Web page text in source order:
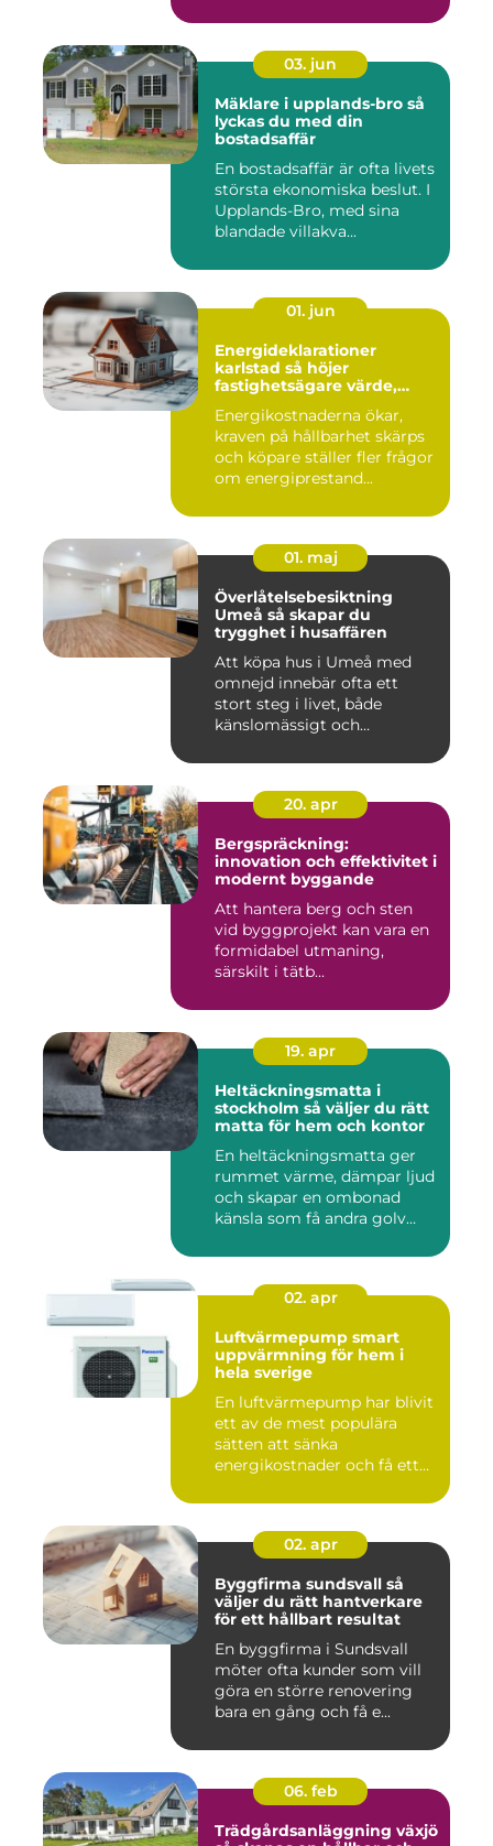
03. jun
Mäklare i upplands-bro så
lyckas du med din
bostadsaffär
En bostadsaffär är ofta livets
största ekonomiska beslut. I
Upplands-Bro, med sina
blandade villakva...
01. jun
Energideklarationer
karlstad så höjer
fastighetsägare värde,
Energikostnaderna ökar,
kraven på hållbarhet skärps
och köpare ställer fler frågor
om energiprestand...
01. maj
Överlåtelsebesiktning
Umeå så skapar du
trygghet i husaffären
Att köpa hus i Umeå med
omnejd innebär ofta ett
stort steg i livet, både
känslomässigt och
20. apr
Bergspräckning:
innovation och effektivitet i
modernt byggande
Att hantera berg och sten
vid byggprojekt kan vara en
formidabel utmaning,
särskilt i tätb...
19. apr
Heltäckningsmatta i
stockholm så väljer du rätt
matta för hem och kontor
En heltäckningsmatta ger
rummet värme, dämpar ljud
och skapar en ombonad
känsla som få andra golv
02. apr
Luftvärmepump smart
uppvärmning för hem i
hela sverige
En luftvärmepump har blivit
ett av de mest populära
sätten att sänka
energikostnader och få ett
02. apr
Byggfirma sundsvall så
väljer du rätt hantverkare
för ett hållbart resultat
En byggfirma i Sundsvall
möter ofta kunder som vill
göra en större renovering
bara en gång och få e...
06. feb
Trädgårdsanläggning växjö